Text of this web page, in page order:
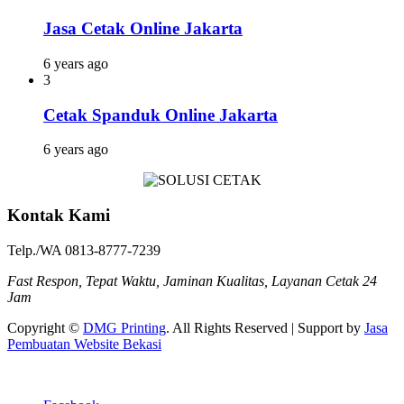
Jasa Cetak Online Jakarta
6 years ago
3
Cetak Spanduk Online Jakarta
6 years ago
Kontak Kami
Telp./WA 0813-8777-7239
Fast Respon, Tepat Waktu, Jaminan Kualitas, Layanan Cetak 24
Jam
Copyright © DMG Printing. All Rights Reserved | Support by Jasa
Pembuatan Website Bekasi